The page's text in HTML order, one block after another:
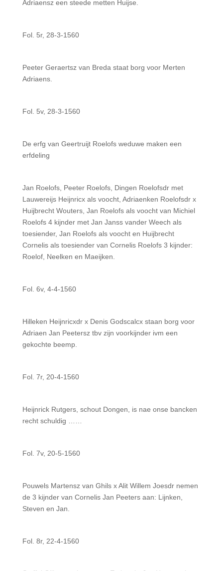
Adriaensz een steede metten Huijse.
Fol. 5r, 28-3-1560
Peeter Geraertsz van Breda staat borg voor Merten
Adriaens.
Fol. 5v, 28-3-1560
De erfg van Geertruijt Roelofs weduwe maken een
erfdeling
Jan Roelofs, Peeter Roelofs, Dingen Roelofsdr met
Lauwereijs Heijnricx als voocht, Adriaenken Roelofsdr x
Huijbrecht Wouters, Jan Roelofs als voocht van Michiel
Roelofs 4 kijnder met Jan Janss vander Weech als
toesiender, Jan Roelofs als voocht en Huijbrecht
Cornelis als toesiender van Cornelis Roelofs 3 kijnder:
Roelof, Neelken en Maeijken.
Fol. 6v, 4-4-1560
Hilleken Heijnricxdr x Denis Godscalcx staan borg voor
Adriaen Jan Peetersz tbv zijn voorkijnder ivm een
gekochte beemp.
Fol. 7r, 20-4-1560
Heijnrick Rutgers, schout Dongen, is nae onse bancken
recht schuldig ……
Fol. 7v, 20-5-1560
Pouwels Martensz van Ghils x Alit Willem Joesdr nemen
de 3 kijnder van Cornelis Jan Peeters aan: Lijnken,
Steven en Jan.
Fol. 8r, 22-4-1560